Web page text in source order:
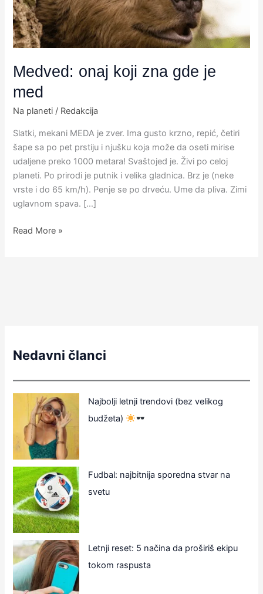
Medved: onaj koji zna gde je
med
Na planeti / Redakcija
Slatki, mekani MEDA je zver. Ima gusto krzno, repić, četiri
šape sa po pet prstiju i njušku koja može da oseti mirise
udaljene preko 1000 metara! Svaštojed je. Živi po celoj
planeti. Po prirodi je putnik i velika gladnica. Brz je (neke
vrste i do 65 km/h). Penje se po drveću. Ume da pliva. Zimi
uglavnom spava. […]
med
Read More »
Nedavni članci
Najbolji letnji trendovi (bez velikog
budžeta)
Fudbal: najbitnija sporedna stvar na
svetu
Letnji reset: 5 načina da proširiš ekipu
tokom raspusta